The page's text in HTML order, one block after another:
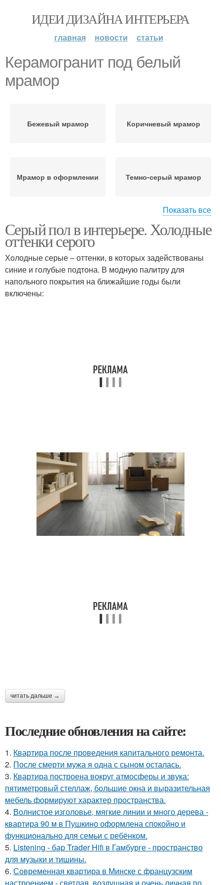
ИДЕИ ДИЗАЙНА ИНТЕРЬЕРА
главная новости статьи
Керамогранит под белый
мрамор
Бежевый мрамор Коричневый мрамор
Мрамор в оформлении Темно-серый мрамор
Мрамор в отделке
Показать все
Серый пол в интерьере. Холодные
оттенки серого
Холодные серые – оттенки, в которых задействованы
синие и голубые подтона. В модную палитру для
напольного покрытия на ближайшие годы были
включены:
читать дальше →
Последние обновления на сайте:
1. Квартира после проведения капитального ремонта.
2. После смерти мужа я одна с сыном осталась.
3. Квартира построена вокруг атмосферы и звука:
пятиметровый стеллаж, большие окна и выразительная
мебель формируют характер пространства.
4. Волнистое изголовье, мягкие линии и много дерева -
квартира 90 м в Пушкино оформлена спокойно и
функционально для семьи с ребёнком.
5. Listening - бар Trader Hifi в Гамбурге - пространство
для музыки и тишины.
6. Современная квартира в Минске с французским